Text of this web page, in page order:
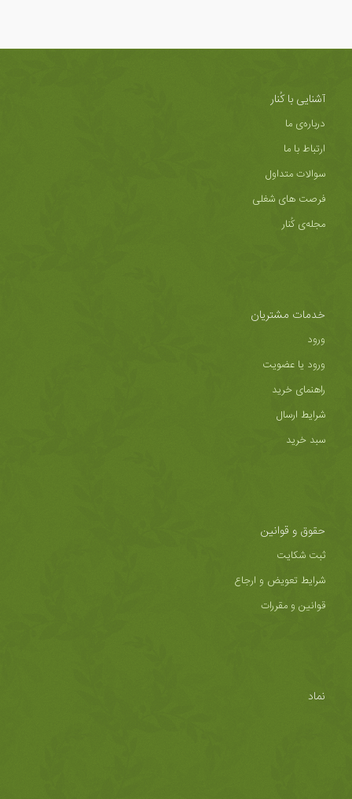
آشنایی با کُنار
درباره‌ی ما
ارتباط با ما
سوالات متداول
فرصت های شغلی
مجله‌ی کُنار
خدمات مشتریان
ورود
ورود یا عضویت
راهنمای خرید
شرایط ارسال
سبد خرید
حقوق و قوانین
ثبت شکایت
شرایط تعویض و ارجاع
قوانین و مقررات
نماد